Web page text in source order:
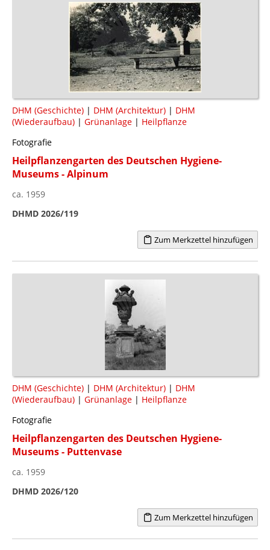
DHM (Geschichte) | DHM (Architektur) | DHM
(Wiederaufbau) | Grünanlage | Heilpflanze
Fotografie
Heilpflanzengarten des Deutschen Hygiene-
Museums - Alpinum
ca. 1959
DHMD 2026/119
Zum Merkzettel hinzufügen
DHM (Geschichte) | DHM (Architektur) | DHM
(Wiederaufbau) | Grünanlage | Heilpflanze
Fotografie
Heilpflanzengarten des Deutschen Hygiene-
Museums - Puttenvase
ca. 1959
DHMD 2026/120
Zum Merkzettel hinzufügen